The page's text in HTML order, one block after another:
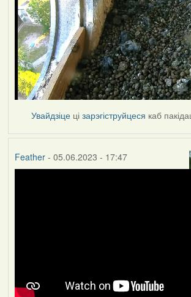
Увайдзіце цізарэгіструйцеся каб
Feather- 05.06.2023 - 17:47